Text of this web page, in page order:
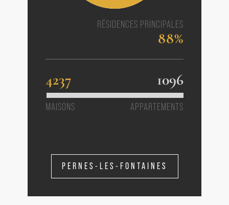
RÉSIDENCES PRINCIPALES
88%
4237 1096
MAISONS APPARTEMENTS
PERNES-LES-FONTAINES